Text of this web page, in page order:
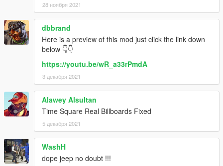
28 ноября 2021
dbbrand
Here is a preview of this mod just click the link down
below 👇👇
https://youtu.be/wR_a33rPmdA
3 декабря 2021
Alawey Alsultan
Time Square Real Billboards Fixed
5 декабря 2021
WashH
dope jeep no doubt !!!